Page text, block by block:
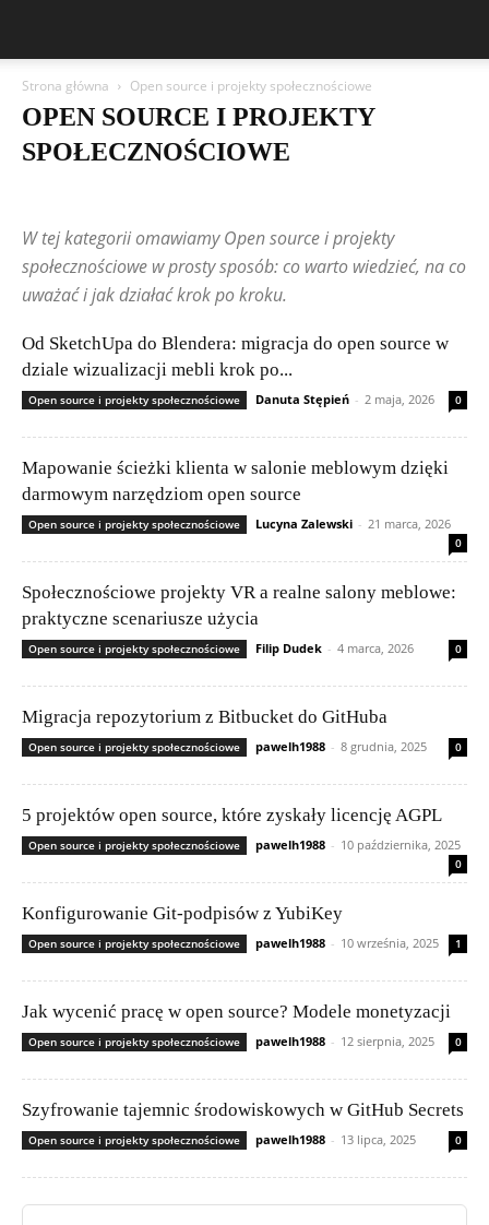
Strona główna Open source i projekty społecznościowe
OPEN SOURCE I PROJEKTY
SPOŁECZNOŚCIOWE
Etyka AI i prawo
Frameworki i biblioteki
Gadżety i nowinki technologiczne
Historia informatyki
IoT – Internet Rzeczy
Kariera w IT
Legalność i licencjonowanie oprogramowania
Open source i projekty społecznościowe
Poradniki dla początkujących
Poradniki i tutoriale
Porównania i rankingi
Sieci komputerowe
Składanie komputerów
Startupy i innowacje
Szyfrowanie i VPN
Teksty czytelników
Wydajność i optymalizacja systemów
Zagrożenia w sieci
W tej kategorii omawiamy Open source i projekty
społecznościowe w prosty sposób: co warto wiedzieć, na co
uważać i jak działać krok po kroku.
Od SketchUpa do Blendera: migracja do open source w
dziale wizualizacji mebli krok po...
Open source i projekty społecznościowe Danuta Stępień - 2 maja, 2026 0
Mapowanie ścieżki klienta w salonie meblowym dzięki
darmowym narzędziom open source
Open source i projekty społecznościowe Lucyna Zalewski - 21 marca, 2026
0
Społecznościowe projekty VR a realne salony meblowe:
praktyczne scenariusze użycia
Open source i projekty społecznościowe Filip Dudek - 4 marca, 2026 0
Migracja repozytorium z Bitbucket do GitHuba
Open source i projekty społecznościowe pawelh1988 - 8 grudnia, 2025 0
5 projektów open source, które zyskały licencję AGPL
Open source i projekty społecznościowe pawelh1988 - 10 października, 2025
0
Konfigurowanie Git-podpisów z YubiKey
Open source i projekty społecznościowe pawelh1988 - 10 września, 2025 1
Jak wycenić pracę w open source? Modele monetyzacji
Open source i projekty społecznościowe pawelh1988 - 12 sierpnia, 2025 0
Szyfrowanie tajemnic środowiskowych w GitHub Secrets
Open source i projekty społecznościowe pawelh1988 - 13 lipca, 2025 0